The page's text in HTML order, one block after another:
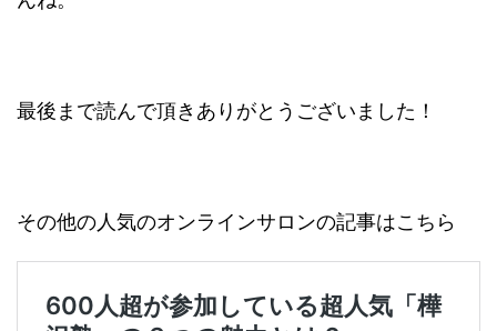
最後まで読んで頂きありがとうございました！
その他の人気のオンラインサロンの記事はこちら